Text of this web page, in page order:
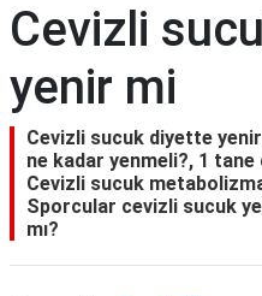
Cevizli
yenir mi
Cevizli sucuk diyette
ne kadar yenmeli?, 1
Cevizli sucuk
Sporcular cevizli sucuk
mı?